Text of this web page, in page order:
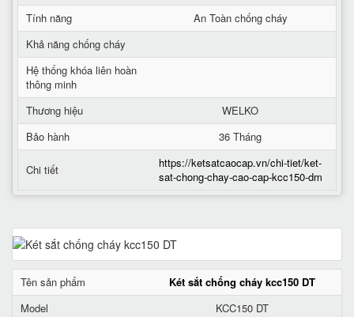
Tính năng
An Toàn chống cháy
Khả năng chống cháy
Hệ thống khóa liên hoàn
thông minh
Thương hiệu
WELKO
Bảo hành
36 Tháng
Chi tiết
https://ketsatcaocap.vn/chi-tiet/ket-
sat-chong-chay-cao-cap-kcc150-dm
Tên sản phẩm
Két sắt chống cháy kcc150 DT
Model
KCC150 DT